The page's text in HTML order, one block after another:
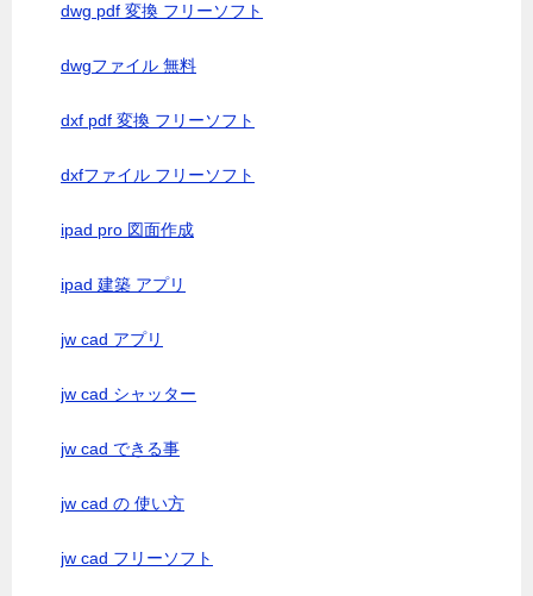
dwg pdf 変換 フリーソフト
dwgファイル 無料
dxf pdf 変換 フリーソフト
dxfファイル フリーソフト
ipad pro 図面作成
ipad 建築 アプリ
jw cad アプリ
jw cad シャッター
jw cad できる事
jw cad の 使い方
jw cad フリーソフト